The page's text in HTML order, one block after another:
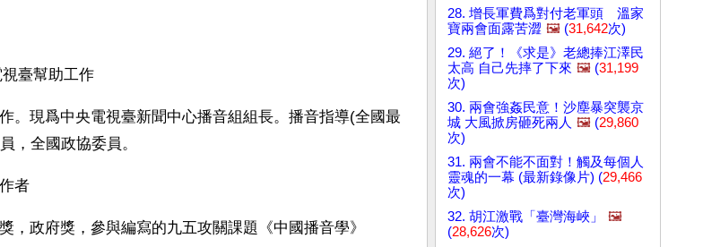
視臺幫助工作
，全國政協委員。
者
獎，政府獎，參與編寫的九五攻關課題《中國播音學》
28. 增長軍費爲對付老軍頭 溫家
寶兩會面露苦澀 🖼️ (31,642次)
29. 絕了！《求是》老總捧江澤民
太高 自己先摔了下來 🖼️ (31,199
次)
30. 兩會強姦民意！沙塵暴突襲京
城 大風掀房砸死兩人 🖼️ (29,860
次)
31. 兩會不能不面對！觸及每個人
靈魂的一幕 (最新錄像片) (29,466
次)
32. 胡江激戰「臺灣海峽」
🖼️
(28,626次)